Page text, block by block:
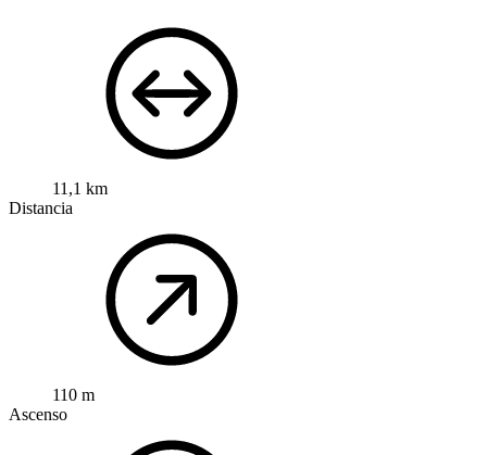
11,1 km
Distancia
110 m
Ascenso